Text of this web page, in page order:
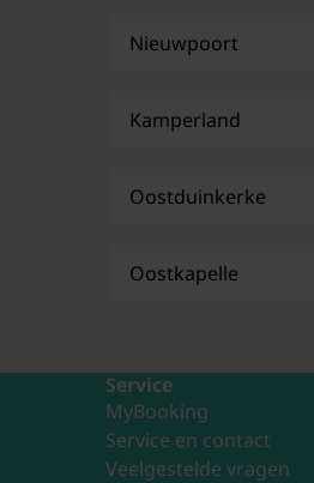
Nieuwpoort
Kamperland
Oostduinkerke
Oostkapelle
Service
MyBooking
Service en contact
Veelgestelde vragen